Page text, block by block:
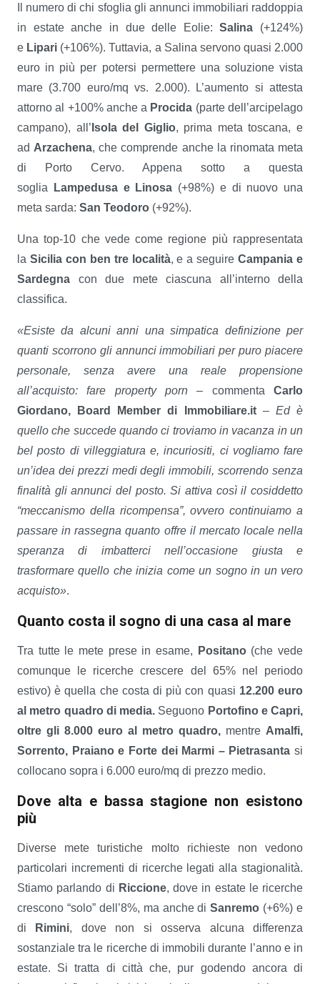
Il numero di chi sfoglia gli annunci immobiliari raddoppia
in estate anche in due delle Eolie:Salina (+124%)
e Lipari (+106%). Tuttavia, a Salina servono quasi 2.000
euro in più per potersi permettere una soluzione vista
mare (3.700 euro/mq vs. 2.000). L’aumento si attesta
attorno al +100% anche a Procida (parte dell’arcipelago
campano), all’ Isola del Giglio, prima meta toscana, e
ad Arzachena, che comprende anche la rinomata meta
di Porto Cervo. Appena sotto a questa
soglia
Lampedusa e Linosa (+98%) e di nuovo una
meta sarda: San Teodoro (+92%).
Una top-10 che vede come regione più rappresentata
la Sicilia con ben tre località, e a seguireCampania e
Sardegna con due mete ciascuna all’interno della
classifica.
«Esiste da alcuni anni una simpatica definizione per
quanti scorrono gli annunci immobiliari per puro piacere
personale, senza avere una reale propensione
all’acquisto: fare property porn– commentaCarlo
Giordano, Board Member di Immobiliare.it– Ed è
quello che succede quando ci troviamo in vacanza in un
bel posto di villeggiatura e, incuriositi, ci vogliamo fare
un’idea dei prezzi medi degli immobili, scorrendo senza
finalità gli annunci del posto. Si attiva così il cosiddetto
“meccanismo della ricompensa”, ovvero continuiamo a
passare in rassegna quanto offre il mercato locale nella
speranza di imbatterci nell’occasione giusta e
trasformare quello che inizia come un sogno in un vero
acquisto».
Quanto costa il sogno di una casa al mare
Tra tutte le mete prese in esame, Positano (che vede
comunque le ricerche crescere del 65% nel periodo
estivo) è quella che costa di più con quasi 12.200 euro
al metro quadro di media. Seguono Portofino e Capri,
oltre gli 8.000 euro al metro quadro, mentre Amalfi,
Sorrento, Praiano e Forte dei Marmi – Pietrasanta si
collocano sopra i 6.000 euro/mq di prezzo medio.
Dove alta e bassa stagione non esistono
più
Diverse mete turistiche molto richieste non vedono
particolari incrementi di ricerche legati alla stagionalità.
Stiamo parlando di Riccione, dove in estate le ricerche
crescono “solo” dell’8%, ma anche diSanremo (+6%) e
di
Rimini, dove non si osserva alcuna differenza
sostanziale tra le ricerche di immobili durante l’anno e in
estate. Si tratta di città che, pur godendo ancora di